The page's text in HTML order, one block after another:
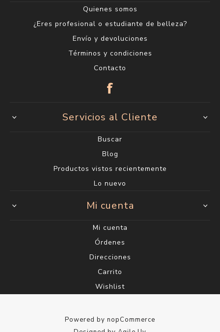
Quienes somos
¿Eres profesional o estudiante de belleza?
Envío y devoluciones
Términos y condiciones
Contacto
Servicios al Cliente
Buscar
Blog
Productos vistos recientemente
Lo nuevo
Mi cuenta
Mi cuenta
Órdenes
Direcciones
Carrito
Wishlist
Powered by nopCommerce